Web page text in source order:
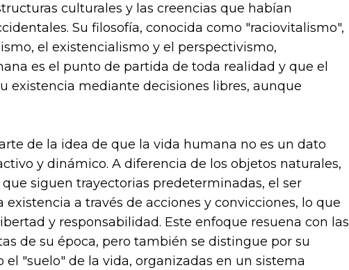
culturales y las creencias que habían
Su filosofía, conocida como "raciovitalismo",
el existencialismo y el perspectivismo,
es el punto de partida de toda realidad y que el
existencia mediante decisiones libres, aunque
de la idea de que la vida humana no es un dato
y dinámico. A diferencia de los objetos naturales,
siguen trayectorias predeterminadas, el ser
a través de acciones y convicciones, lo que
y responsabilidad. Este enfoque resuena con las
de su época, pero también se distingue por su
el "suelo" de la vida, organizadas en un sistema